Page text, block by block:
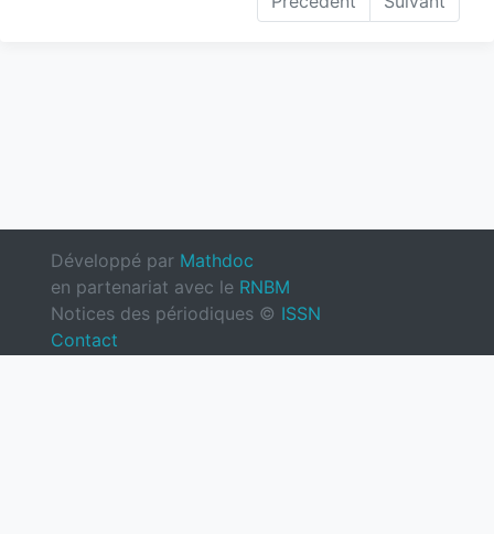
Développé par Mathdoc
en partenariat avec le RNBM
Notices des périodiques © ISSN
Contact